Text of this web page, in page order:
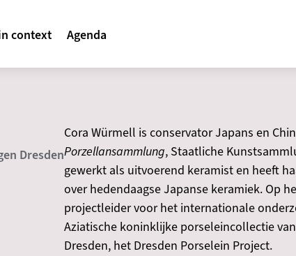
context Agenda
Dresden
Cora Würmell is conservator Japans en
Porzellansammlung, Staatliche
gewerkt als uitvoerend keramist en heeft
over hedendaagse Japanse keramiek. Op
projectleider voor het internationale
Aziatische koninklijke porseleincollectie
Dresden, het Dresden Porselein Project.